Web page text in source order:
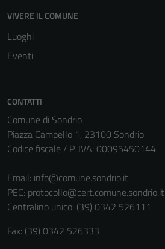
VIVERE IL COMUNE
Luoghi
Eventi
CONTATTI
Comune di Sondrio
Piazza Campello 1, 23100 Sondrio
Codice fiscale / P. IVA: 00095450144
Email: info@comune.sondrio.it
PEC: protocollo@cert.comune.sondrio.it
Centralino unico: (39) 0342 526111
Fax: (39) 0342 526333